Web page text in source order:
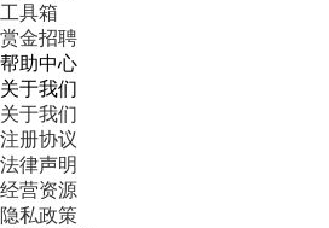
工具箱
赏金招聘
帮助中心
关于我们
关于我们
注册协议
法律声明
经营资源
隐私政策